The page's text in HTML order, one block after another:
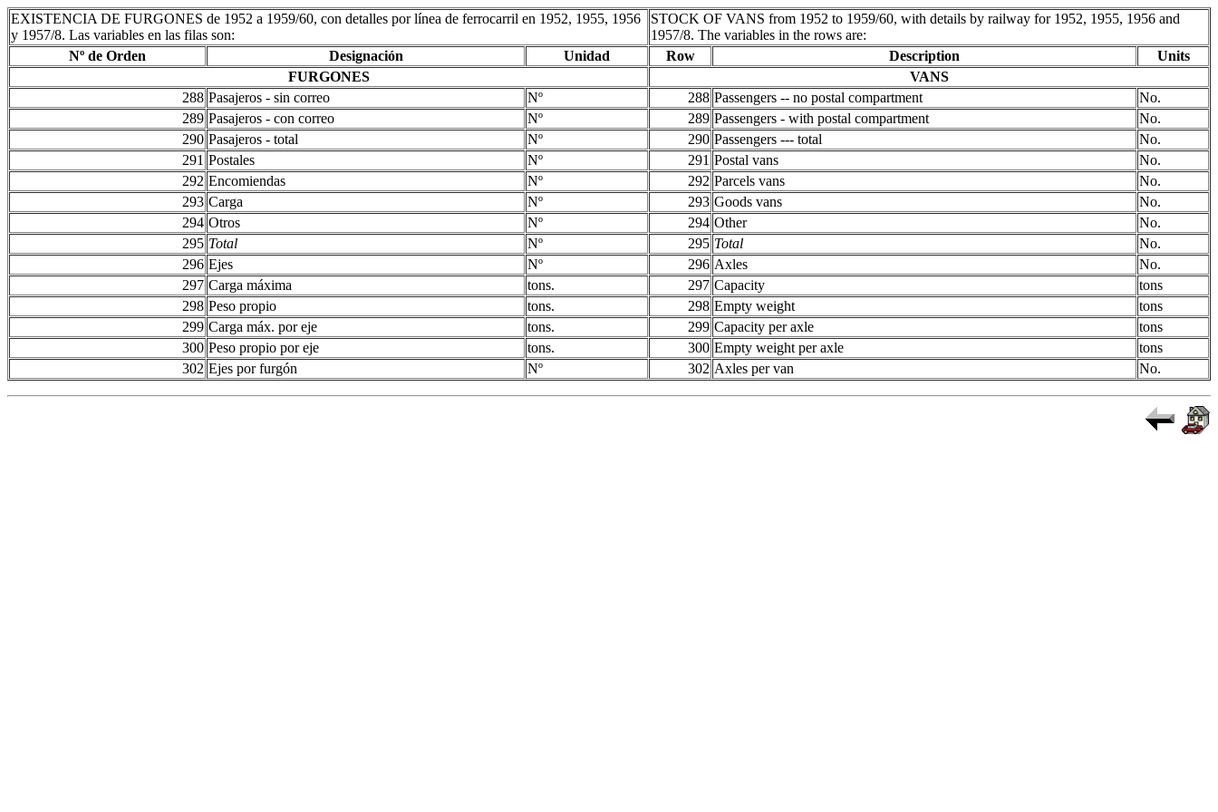
EXISTENCIA DE FURGONES de 1952 a 1959/60, con detalles por línea de ferrocarril en 1952, 1955, 1956
y 1957/8. Las variables en las filas son:
STOCK OF VANS from 1952 to 1959/60, with details by railway for 1952, 1955, 1956 and
1957/8. The variables in the rows are:
Nº de Orden
Designación Unidad Row Description
Units
FURGONES
VANS
288 Pasajeros - sin correo Nº 288 Passengers -- no postal compartment
No.
289 Pasajeros - con correo Nº 289 Passengers - with postal compartment
No.
290 Pasajeros - total Nº 290 Passengers --- total
No.
291 Postales Nº 291 Postal vans
No.
292 Encomiendas Nº 292 Parcels vans
No.
293 Carga Nº 293 Goods vans
No.
294 Otros Nº 294 Other
No.
295 Total Nº 295 Total
No.
296 Ejes Nº 296 Axles
No.
297 Carga máxima tons. 297 Capacity
tons
298 Peso propio tons. 298 Empty weight
tons
299 Carga máx. por eje tons. 299 Capacity per axle
tons
300 Peso propio por eje tons. 300 Empty weight per axle
tons
302 Ejes por furgón Nº 302 Axles per van No.